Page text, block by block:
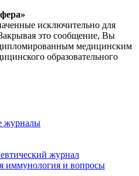
исключительно для
это сообщение, Вы
дипломированным медицинским
образовательного
журналы
журнал
иммунология и вопросы